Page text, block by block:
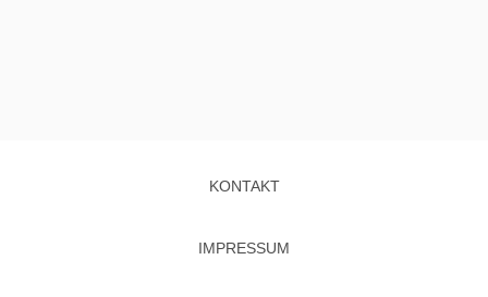
KONTAKT
IMPRESSUM